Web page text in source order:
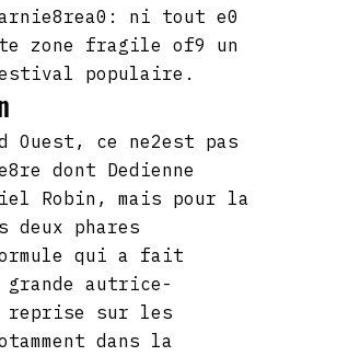
ni tout e0
zone fragile of9 un
populaire.
Ouest, ce ne2est pas
dont Dedienne
Robin, mais pour la
deux phares
qui a fait
autrice-
reprise sur les
dans la